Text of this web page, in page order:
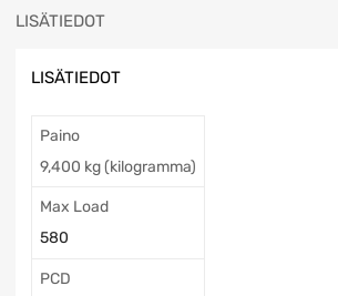
LISÄTIEDOT
LISÄTIEDOT
Paino
9,400 kg (kilogramma)
Max Load
580
PCD